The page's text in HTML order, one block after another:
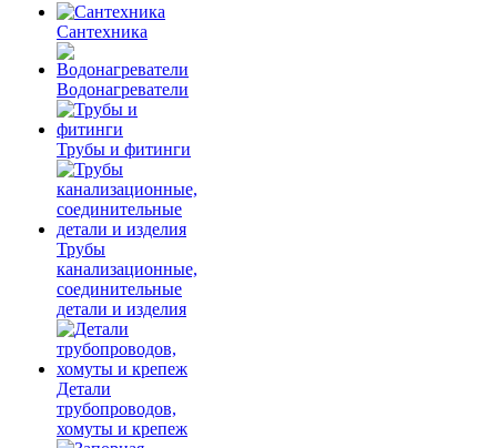
Сантехника
Водонагреватели
Трубы и фитинги
Трубы
канализационные,
соединительные
детали и изделия
Детали
трубопроводов,
хомуты и крепеж